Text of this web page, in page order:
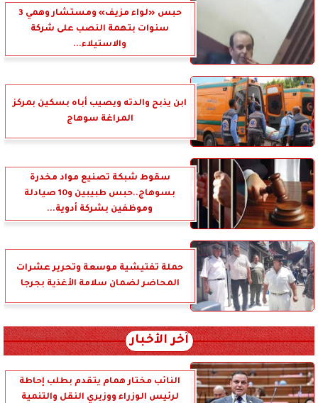
حبس «لواء مزيف» ومستشار وهمي 3
سنوات بتهمة النصب على شركة
والاستيلاء...
ابن يذبح والدته ويصيب أباه بسكين بمركز
المراغة سوهاج
سقوط شبكة تصنيع مواد مخدرة
بسوهاج..حبس طبيبين و10 صيادلة
وموظفين بشركة أدوية...
حملة تفتيشية موسعة وتحرير عشرات
المحاضر لضمان سلامة الأغذية بجرجا
آخر الأخبار
النائب مختار همام يتقدم بطلب إحاطة
لرئيس الوزراء ووزيري النقل والتنمية